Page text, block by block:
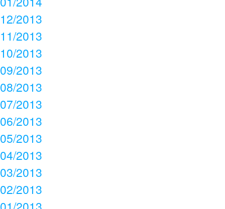
12/2013
11/2013
10/2013
09/2013
08/2013
07/2013
06/2013
05/2013
04/2013
03/2013
02/2013